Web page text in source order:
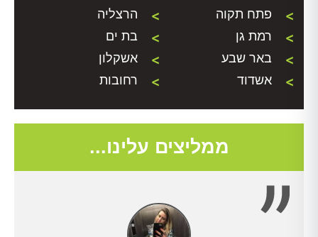
פתח תקוה
הרצליה
רמת גן
בת ים
באר שבע
אשקלון
אשדוד
רחובות
ממליצים עלינו...